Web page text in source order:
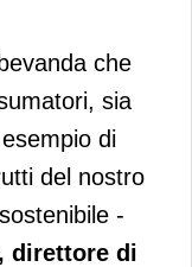
che
sia
di
del nostro
-
direttore di